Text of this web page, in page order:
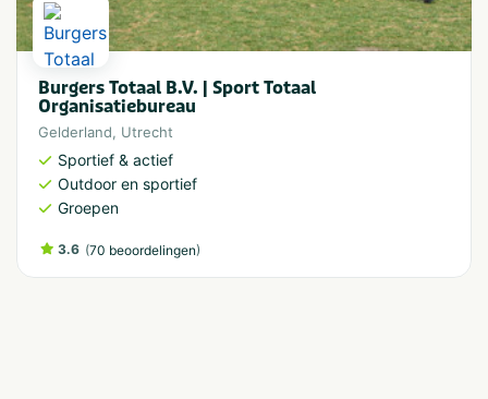
Burgers Totaal B.V. | Sport Totaal
Organisatiebureau
Gelderland, Utrecht
Sportief & actief
Outdoor en sportief
Groepen
3.6 (70 beoordelingen)